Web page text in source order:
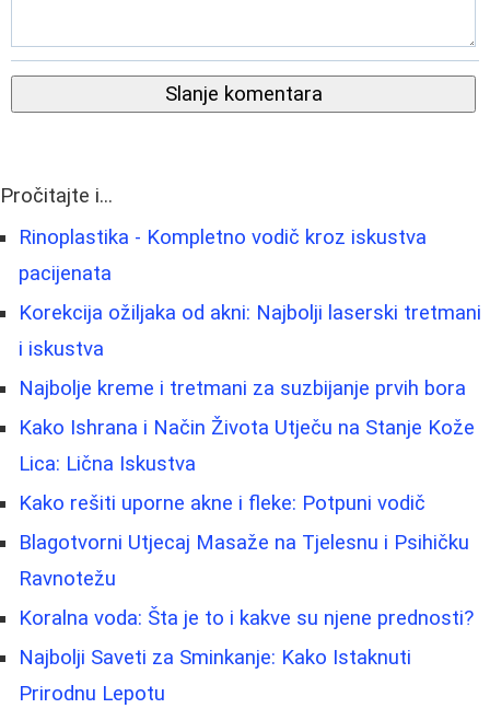
Slanje komentara
Pročitajte i...
Rinoplastika - Kompletno vodič kroz iskustva
pacijenata
Korekcija ožiljaka od akni: Najbolji laserski tretmani
i iskustva
Najbolje kreme i tretmani za suzbijanje prvih bora
Kako Ishrana i Način Života Utječu na Stanje Kože
Lica: Lična Iskustva
Kako rešiti uporne akne i fleke: Potpuni vodič
Blagotvorni Utjecaj Masaže na Tjelesnu i Psihičku
Ravnotežu
Koralna voda: Šta je to i kakve su njene prednosti?
Najbolji Saveti za Sminkanje: Kako Istaknuti
Prirodnu Lepotu